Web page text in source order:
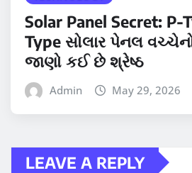
Solar Panel Secret: P-
Type સોલાર પેનલ
જાણો કઈ છે શ્રેષ્ઠ
Admin May 29, 2026
LEAVE A REPLY